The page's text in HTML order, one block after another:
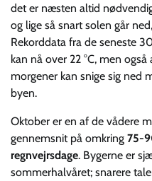
det er næsten altid
og lige så snart solen går
Rekorddata fra de seneste
kan nå over 22 °C, men
morgener kan snige sig ned
byen.
Oktober er en af de vådere
gennemsnit på omkring 75-
regnvejrsdage. Bygerne er
sommerhalvåret; snarere